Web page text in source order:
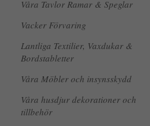
Våra Tavlor Ramar & Speglar
Vacker Förvaring
Lantliga Textilier, Vaxdukar &
Bordstabletter
Våra Möbler och insynsskydd
Våra husdjur dekorationer och
tillbehör